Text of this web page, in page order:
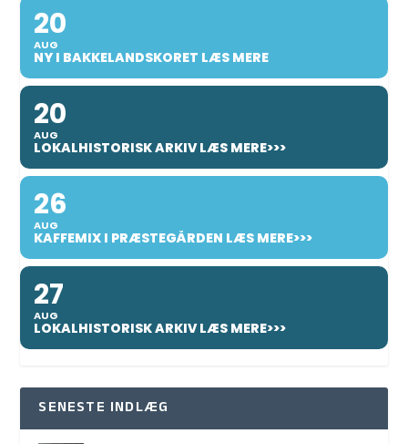
20
AUG
NY I BAKKELANDSKORET LÆS MERE
20
AUG
LOKALHISTORISK ARKIV LÆS MERE>>>
26
AUG
KAFFEMIX I PRÆSTEGÅRDEN LÆS MERE>>>
27
AUG
LOKALHISTORISK ARKIV LÆS MERE>>>
SENESTE INDLÆG